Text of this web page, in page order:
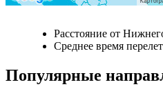
Расстояние от
Среднее время
Популярные